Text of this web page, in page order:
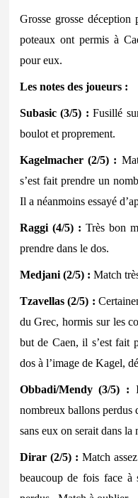
Grosse grosse déception
poteaux ont permis à
pour eux.
Les notes des joueurs :
Subasic (3/5) : Fusillé
boulot et proprement.
Kagelmacher (2/5) :
s’est fait prendre un
Il a néanmoins essayé
Raggi (4/5) : Très bon
prendre dans le dos.
Medjani (2/5) : Match
Tzavellas (2/5) :
du Grec, hormis sur les
but de Caen, il s’est fait
dos à l’image de Kagel,
Obbadi/Mendy (3/5) :
nombreux ballons perdus
sans eux on serait dans la
Dirar (2/5) : Match
beaucoup de fois face à